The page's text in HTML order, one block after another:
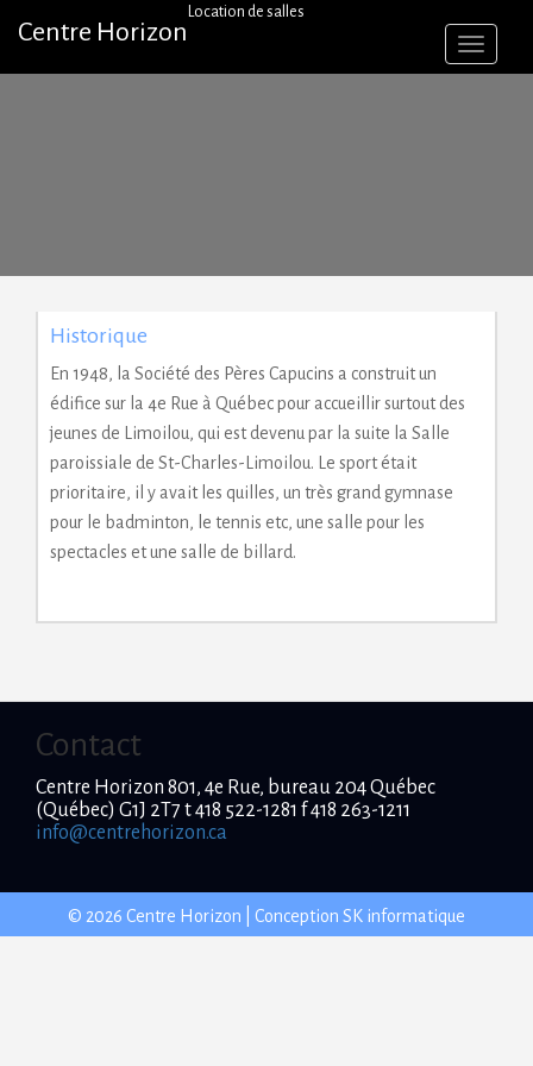
Centre Horizon
Location de salles
Historique
En 1948, la Société des Pères Capucins a construit un
édifice sur la 4e Rue à Québec pour accueillir surtout des
jeunes de Limoilou, qui est devenu par la suite la Salle
paroissiale de St-Charles-Limoilou. Le sport était
prioritaire, il y avait les quilles, un très grand gymnase
pour le badminton, le tennis etc, une salle pour les
spectacles et une salle de billard.
Contact
Centre Horizon 801, 4e Rue, bureau 204 Québec
(Québec) G1J 2T7 t 418 522-1281 f 418 263-1211
info@centrehorizon.ca
© 2026 Centre Horizon | Conception SK informatique